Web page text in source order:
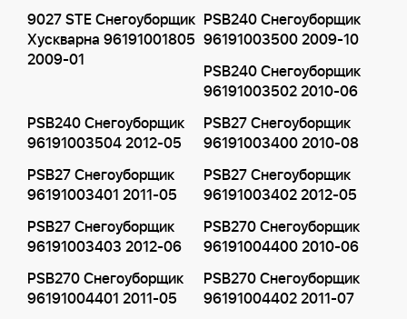
9027 STE Снегоуборщик
Хускварна 96191001805
2009-01
PSB240 Снегоуборщик
96191003500 2009-10
PSB240 Снегоуборщик
96191003502 2010-06
PSB240 Снегоуборщик
96191003504 2012-05
PSB27 Снегоуборщик
96191003400 2010-08
PSB27 Снегоуборщик
96191003401 2011-05
PSB27 Снегоуборщик
96191003402 2012-05
PSB27 Снегоуборщик
96191003403 2012-06
PSB270 Снегоуборщик
96191004400 2010-06
PSB270 Снегоуборщик
96191004401 2011-05
PSB270 Снегоуборщик
96191004402 2011-07